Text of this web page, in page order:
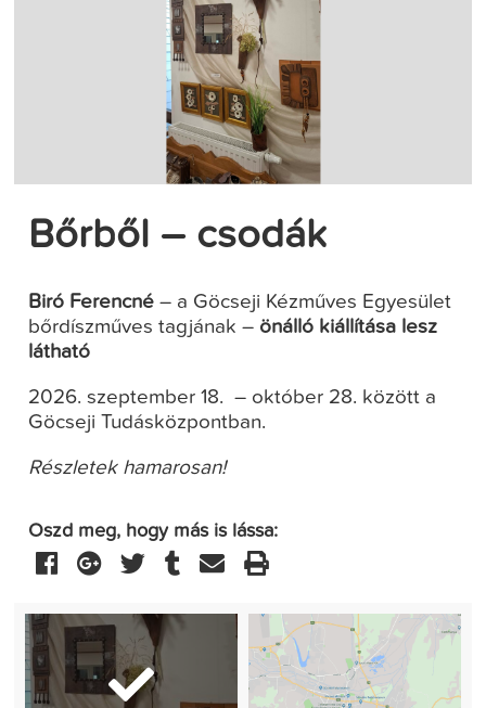
Bőrből – csodák
Biró Ferencné – a Göcseji Kézműves Egyesület
bőrdíszműves tagjának – önálló kiállítása lesz
látható
2026. szeptember 18. – október 28. között a
Göcseji Tudásközpontban.
Részletek hamarosan!
Oszd meg, hogy más is lássa: